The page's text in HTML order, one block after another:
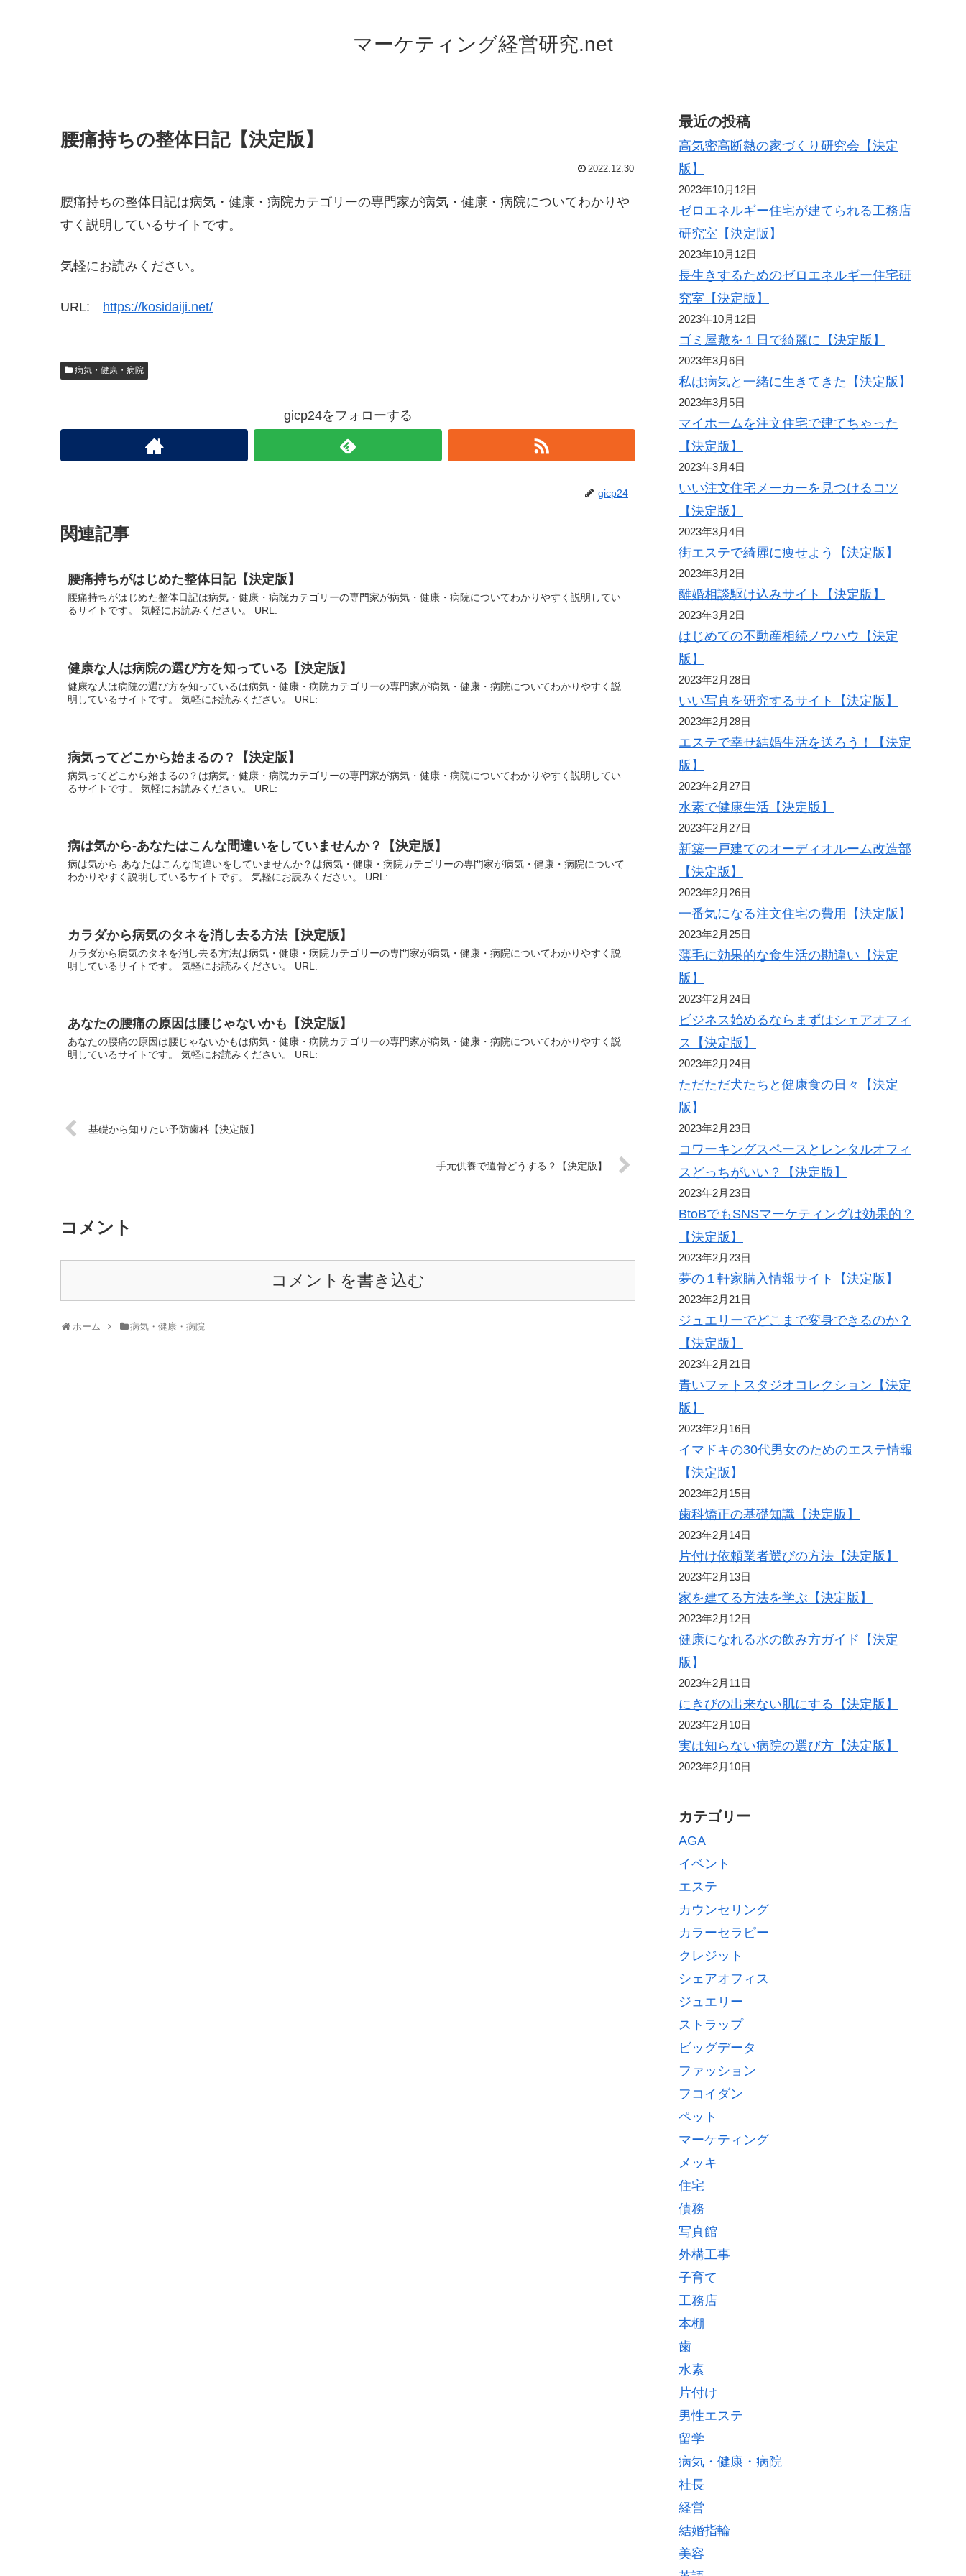
マーケティング経営研究.net
腰痛持ちの整体日記【決定版】
2022.12.30
腰痛持ちの整体日記は病気・健康・病院カテゴリーの専門家が病気・健康・病院についてわかりや
すく説明しているサイトです。
気軽にお読みください。
URL: https://kosidaiji.net/
病気・健康・病院
gicp24をフォローする
gicp24
関連記事
腰痛持ちがはじめた整体日記【決定版】
腰痛持ちがはじめた整体日記は病気・健康・病院カテゴリーの専門家が病気・健康・病院についてわかりやすく説明してい
るサイトです。 気軽にお読みください。 URL:
健康な人は病院の選び方を知っている【決定版】
健康な人は病院の選び方を知っているは病気・健康・病院カテゴリーの専門家が病気・健康・病院についてわかりやすく説
明しているサイトです。 気軽にお読みください。 URL:
病気ってどこから始まるの？【決定版】
病気ってどこから始まるの？は病気・健康・病院カテゴリーの専門家が病気・健康・病院についてわかりやすく説明してい
るサイトです。 気軽にお読みください。 URL:
病は気から-あなたはこんな間違いをしていませんか？【決定版】
病は気から-あなたはこんな間違いをしていませんか？は病気・健康・病院カテゴリーの専門家が病気・健康・病院について
わかりやすく説明しているサイトです。 気軽にお読みください。 URL:
カラダから病気のタネを消し去る方法【決定版】
カラダから病気のタネを消し去る方法は病気・健康・病院カテゴリーの専門家が病気・健康・病院についてわかりやすく説
明しているサイトです。 気軽にお読みください。 URL:
あなたの腰痛の原因は腰じゃないかも【決定版】
あなたの腰痛の原因は腰じゃないかもは病気・健康・病院カテゴリーの専門家が病気・健康・病院についてわかりやすく説
明しているサイトです。 気軽にお読みください。 URL:
基礎から知りたい予防歯科【決定版】
手元供養で遺骨どうする？【決定版】
コメント
コメントを書き込む
ホーム 病気・健康・病院
最近の投稿
高気密高断熱の家づくり研究会【決定
版】
2023年10月12日
ゼロエネルギー住宅が建てられる工務店
研究室【決定版】
2023年10月12日
長生きするためのゼロエネルギー住宅研
究室【決定版】
2023年10月12日
ゴミ屋敷を１日で綺麗に【決定版】
2023年3月6日
私は病気と一緒に生きてきた【決定版】
2023年3月5日
マイホームを注文住宅で建てちゃった
【決定版】
2023年3月4日
いい注文住宅メーカーを見つけるコツ
【決定版】
2023年3月4日
街エステで綺麗に痩せよう【決定版】
2023年3月2日
離婚相談駆け込みサイト【決定版】
2023年3月2日
はじめての不動産相続ノウハウ【決定
版】
2023年2月28日
いい写真を研究するサイト【決定版】
2023年2月28日
エステで幸せ結婚生活を送ろう！【決定
版】
2023年2月27日
水素で健康生活【決定版】
2023年2月27日
新築一戸建てのオーディオルーム改造部
【決定版】
2023年2月26日
一番気になる注文住宅の費用【決定版】
2023年2月25日
薄毛に効果的な食生活の勘違い【決定
版】
2023年2月24日
ビジネス始めるならまずはシェアオフィ
ス【決定版】
2023年2月24日
ただただ犬たちと健康食の日々【決定
版】
2023年2月23日
コワーキングスペースとレンタルオフィ
スどっちがいい？【決定版】
2023年2月23日
BtoBでもSNSマーケティングは効果的？
【決定版】
2023年2月23日
夢の１軒家購入情報サイト【決定版】
2023年2月21日
ジュエリーでどこまで変身できるのか？
【決定版】
2023年2月21日
青いフォトスタジオコレクション【決定
版】
2023年2月16日
イマドキの30代男女のためのエステ情報
【決定版】
2023年2月15日
歯科矯正の基礎知識【決定版】
2023年2月14日
片付け依頼業者選びの方法【決定版】
2023年2月13日
家を建てる方法を学ぶ【決定版】
2023年2月12日
健康になれる水の飲み方ガイド【決定
版】
2023年2月11日
にきびの出来ない肌にする【決定版】
2023年2月10日
実は知らない病院の選び方【決定版】
2023年2月10日
カテゴリー
AGA
イベント
エステ
カウンセリング
カラーセラピー
クレジット
シェアオフィス
ジュエリー
ストラップ
ビッグデータ
ファッション
フコイダン
ペット
マーケティング
メッキ
住宅
債務
写真館
外構工事
子育て
工務店
本棚
歯
水素
片付け
男性エステ
留学
病気・健康・病院
社長
経営
結婚指輪
美容